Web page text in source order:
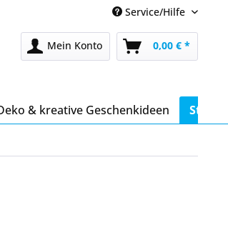
Service/Hilfe
Mein Konto 0,00 € *
& kreative Geschenkideen